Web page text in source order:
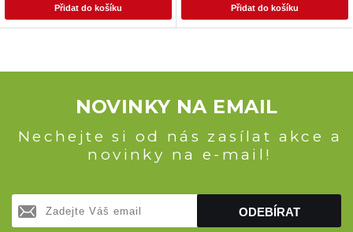
Přidat do košíku Přidat do košíku
NOVINKY NA EMAIL
Nechejte si od nás zasílat akce a
novinky na e-mail!
ODEBÍRAT